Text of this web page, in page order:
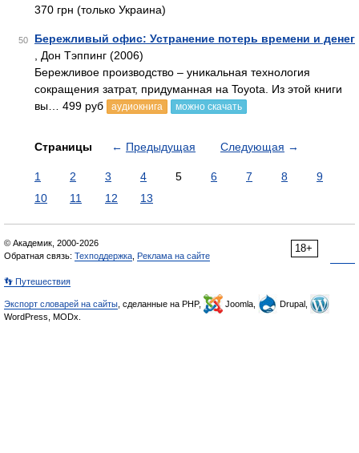
370 грн (только Украина)
50
Бережливый офис: Устранение потерь времени и денег
, Дон Тэппинг (2006)
Бережливое производство – уникальная технология
сокращения затрат, придуманная на Toyota. Из этой книги
вы… 499 руб
аудиокнига можно скачать
Страницы ← Предыдущая Следующая →
1 2 3 4 5 6 7 8
9
10
11 12 13
18+
© Академик, 2000-2026
Обратная связь: Техподдержка Реклама на сайте
👣 Путешествия
Экспорт словарей на сайты , сделанные на PHP, Joomla,
Drupal,
WordPress, MODx.